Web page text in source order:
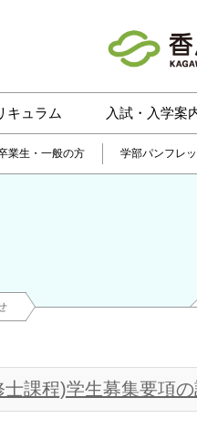
キュラム 入試・入学案
業生・一般の方 学部パンフレッ
課程)学生募集要項